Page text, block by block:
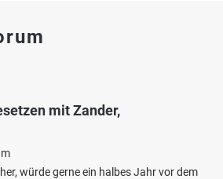
mit Zander,
würde gerne ein halbes Jahr vor dem